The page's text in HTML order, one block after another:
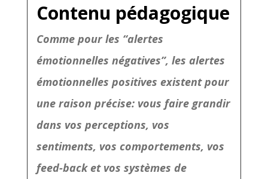
Contenu pédagogique
Comme pour les “alertes
émotionnelles négatives”, les alertes
émotionnelles positives existent pour
une raison précise: vous faire grandir
dans vos perceptions, vos
sentiments, vos comportements, vos
feed-back et vos systèmes de